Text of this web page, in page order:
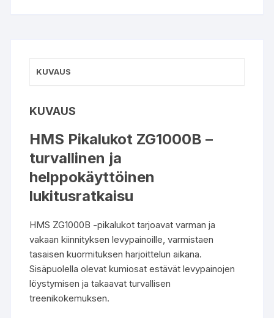
KUVAUS
KUVAUS
HMS Pikalukot ZG1000B –
turvallinen ja
helppokäyttöinen
lukitusratkaisu
HMS ZG1000B -pikalukot tarjoavat varman ja
vakaan kiinnityksen levypainoille, varmistaen
tasaisen kuormituksen harjoittelun aikana.
Sisäpuolella olevat kumiosat estävät levypainojen
löystymisen ja takaavat turvallisen
treenikokemuksen.